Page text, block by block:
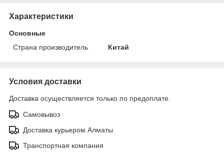
Характеристики
Основные
Страна производитель
Китай
Условия доставки
Доставка осуществляется только по предоплате.
Самовывоз
Доставка курьером Алматы
Транспортная компания